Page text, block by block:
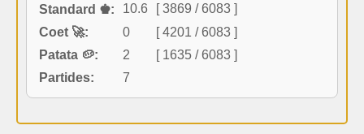
Standard ♚: 10.6
[ 3869 / 6083 ]
Coet 🚀:
0
[ 4201 / 6083 ]
Patata 🥔:
2
[ 1635 / 6083 ]
Partides:
7